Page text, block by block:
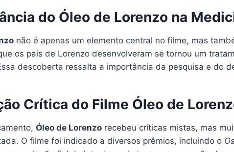
do Óleo de Lorenzo na
não é apenas um elemento central no filme, mas
os pais de Lorenzo desenvolveram se tornou um
descoberta ressalta a importância da pesquisa e do
Crítica do Filme Óleo de
Óleo de Lorenzo recebeu críticas mistas, mas
O filme foi indicado a diversos prêmios, incluindo o